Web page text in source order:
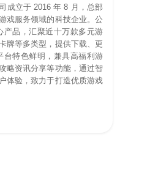
成立于 2016 年 8 月，总部
戏服务领域的科技企业。公
产品，汇聚近十万款多元游
牌等多类型，提供下载、更
台特色鲜明，兼具高福利游
略资讯分享等功能，通过智
体验，致力于打造优质游戏